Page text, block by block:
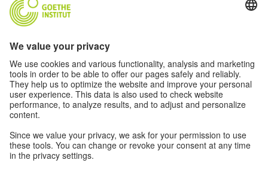
Goethe-Institut ၏ ဂျာမန်ဘာသာသင်တန်းများ
ဆရာများအတွက်ပေါ်တယ် "Deutschstunde"
ကိုယ်ရေးအချက်အလက်နှင့် ဝင်ရောက်နိုင်မှု
ကိုယ်ရေးလုံခြုံမှုသတ်မှတ်ချက်များ